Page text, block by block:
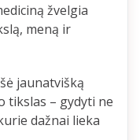
žvelgia
meną ir
jaunatvišką
tikslas – gydyti ne
dažnai lieka